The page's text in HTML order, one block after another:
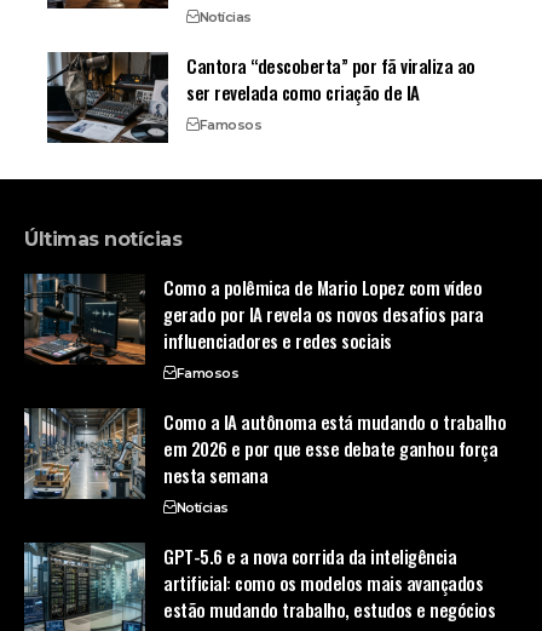
Notícias
Cantora “descoberta” por fã viraliza ao
ser revelada como criação de IA
Famosos
Últimas notícias
Como a polêmica de Mario Lopez com vídeo
gerado por IA revela os novos desafios para
influenciadores e redes sociais
Famosos
Como a IA autônoma está mudando o trabalho
em 2026 e por que esse debate ganhou força
nesta semana
Notícias
GPT-5.6 e a nova corrida da inteligência
artificial: como os modelos mais avançados
estão mudando trabalho, estudos e negócios